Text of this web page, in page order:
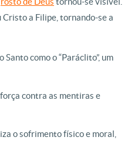
Cristo a Filipe, tornando-se a
como o “Paráclito”, um
contra as mentiras e
o sofrimento físico e moral,